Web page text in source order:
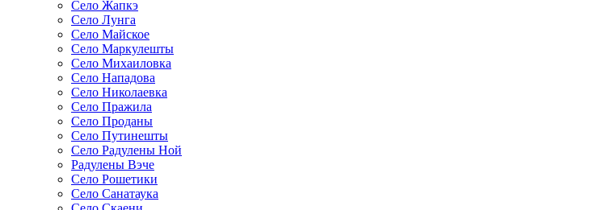
Село Жапкэ
Село Лунга
Село Майское
Село Маркулешты
Село Михаиловка
Село Нападова
Село Николаевка
Село Пражила
Село Проданы
Село Путинешты
Село Радулены Ной
Радулены Вэче
Село Рошетики
Село Санатаука